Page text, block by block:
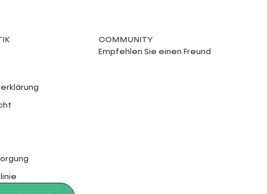
COMMUNITY
Empfehlen Sie einen Freund